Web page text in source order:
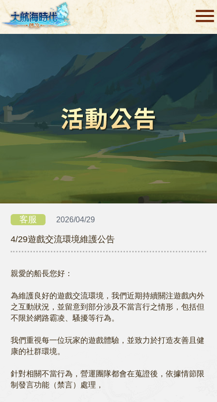
客服 2026/04/29
4/29遊戲交流環境維護公告
親愛的船長您好：
為維護良好的遊戲交流環境，我們近期持續關注遊戲內外
之互動狀況，並留意到部分涉及不當言行之情形，包括但
不限於網路霸凌、騷擾等行為。
我們重視每一位玩家的遊戲體驗，並致力於打造友善且健
康的社群環境。
針對相關不當行為，營運團隊都會在蒐證後，依據情節限
制發言功能（禁言）處理，